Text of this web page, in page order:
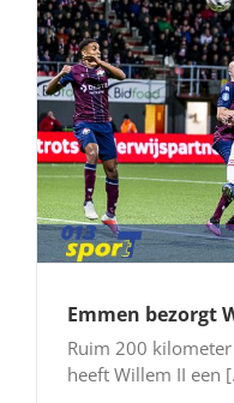
Emmen bezorgt
Ruim 200
heeft Willem II een